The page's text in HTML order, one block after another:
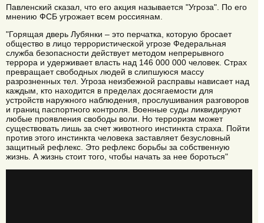
Павленский сказал, что его акция называется "Угроза". По его
мнению ФСБ угрожает всем россиянам.
"Горящая дверь Лубянки – это перчатка, которую бросает
общество в лицо террористической угрозе Федеральная
служба безопасности действует методом непрерывного
террора и удерживает власть над 146 000 000 человек. Страх
превращает свободных людей в слипшуюся массу
разрозненных тел. Угроза неизбежной расправы нависает над
каждым, кто находится в пределах досягаемости для
устройств наружного наблюдения, прослушивания разговоров
и границ паспортного контроля. Военные суды ликвидируют
любые проявления свободы воли. Но терроризм может
существовать лишь за счет животного инстинкта страха. Пойти
против этого инстинкта человека заставляет безусловный
защитный рефлекс. Это рефлекс борьбы за собственную
жизнь. А жизнь стоит того, чтобы начать за нее бороться"